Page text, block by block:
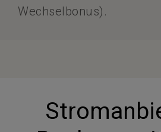
Wechselbonus).